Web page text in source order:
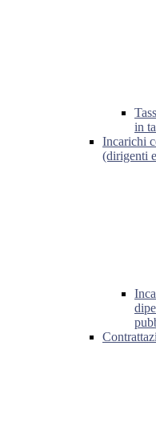
in
Incarichi
(dirigenti